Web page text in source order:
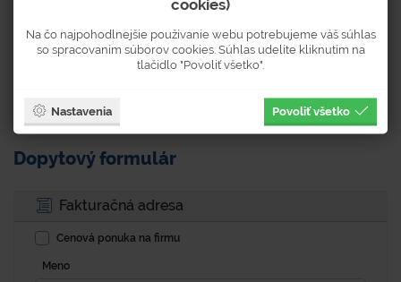
1 590 €
KÚPIŤ
Dopytový formulár
Fakturačná adresa
Cenová ponuka na firmu
Meno
cookies)
Na čo najpohodlnejšie používanie webu potrebujeme váš súhlas
so spracovaním súborov cookies. Súhlas udelíte kliknutím na
tlačidlo "Povoliť všetko".
Nastavenia Povoliť všetko